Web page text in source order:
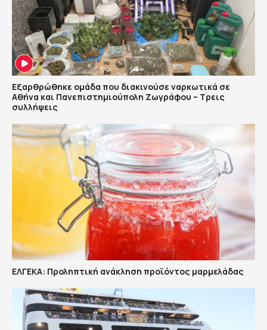
Εξαρθρώθηκε ομάδα που διακινούσε ναρκωτικά σε
Αθήνα και Πανεπιστημιούπολη Ζωγράφου – Τρεις
συλλήψεις
ΕΛΓΕΚΑ: Προληπτική ανάκληση προϊόντος μαρμελάδας